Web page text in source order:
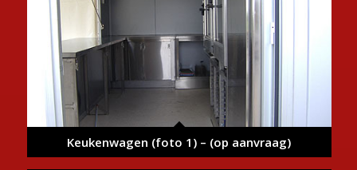
Keukenwagen (foto 1) – (op aanvraag)